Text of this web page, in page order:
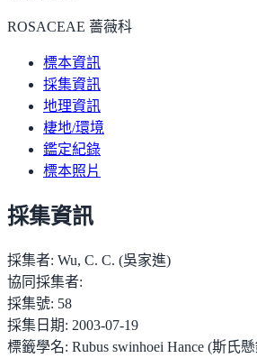
ROSACEAE 薔薇科
標本資訊
採集資訊
地理資訊
棲地/環境
鑑定紀錄
標本照片
採集資訊
採集者: Wu, C. C. (吳家進)
協同採集者:
採集號: 58
採集日期: 2003-07-19
標籤學名: Rubus swinhoei Hance (斯氏